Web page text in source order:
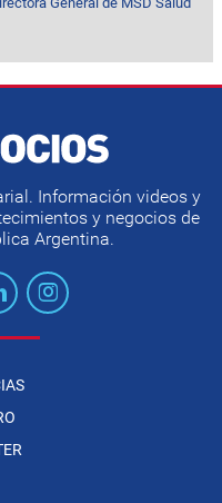
Información videos y
y negocios de
Argentina.